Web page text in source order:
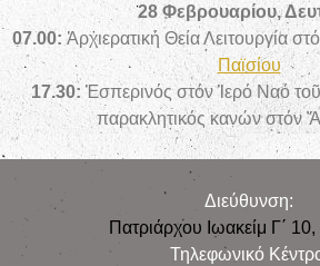
28 Φεβρουαρίου,
07.00: Ἀρχιερατική Θεία Λειτουργία
Παϊσίου
17.30: Ἑσπερινός στόν Ἱερό Ναό τοῦ
παρακλητικός κανών στόν
Διεύθυνση:
Πατριάρχου Ιωακείμ Γ΄
Τηλεφωνικό